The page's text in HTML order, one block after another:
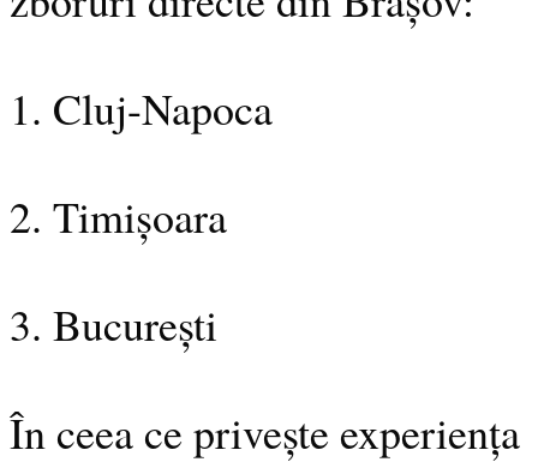
1. Cluj-Napoca
2. Timișoara
3. București
În ceea ce privește experiența